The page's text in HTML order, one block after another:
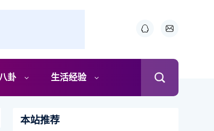
卦 生活经验
本站推荐